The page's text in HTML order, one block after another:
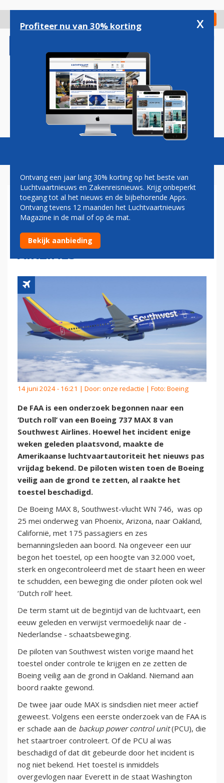
gaan
Check in
Magazine Podcasts Vacatures
ONDERZOEK FAA NAAR
‘DUTCH ROLL’ BOEING 737
MAX VAN SOUTHWEST
AIRLINES
14 juni 2024 - 16:21 | Door: onze redactie | Foto: Boeing
De FAA is een onderzoek begonnen naar een
‘Dutch roll’ van een Boeing 737 MAX 8 van
Southwest Airlines. Hoewel het incident enige
weken geleden plaatsvond, maakte de
Amerikaanse luchtvaartautoriteit het nieuws pas
vrijdag bekend. De piloten wisten toen de Boeing
veilig aan de grond te zetten, al raakte het
toestel beschadigd.
De Boeing MAX 8, Southwest-vlucht WN 746, was op
25 mei onderweg van Phoenix, Arizona, naar Oakland,
Californië, met 175 passagiers en zes
bemanningsleden aan boord. Na ongeveer een uur
begon het toestel, op een hoogte van 32.000 voet,
sterk en ongecontroleerd met de staart heen en weer
te schudden, een beweging die onder piloten ook wel
‘Dutch roll’ heet.
De term stamt uit de begintijd van de luchtvaart, een
eeuw geleden en verwijst vermoedelijk naar de -
Nederlandse - schaatsbeweging.
De piloten van Southwest wisten vorige maand het
toestel onder controle te krijgen en ze zetten de
Boeing veilig aan de grond in Oakland. Niemand aan
boord raakte gewond.
De twee jaar oude MAX is sindsdien niet meer actief
geweest. Volgens een eerste onderzoek van de FAA is
er schade aan de backup power control unit(PCU), die
het staartroer controleert. Of de PCU al was
beschadigd of dat dit gebeurde door het incident is
nog niet bekend. Het toestel is inmiddels
overgevlogen naar Everett in de staat Washington
Profiteer nu van 30% korting x
Ontvang een jaar lang 30% korting op het beste van
Luchtvaartnieuws en Zakenreisnieuws. Krijg onbeperkt
toegang tot al het nieuws en de bijbehorende Apps.
Ontvang tevens 12 maanden het Luchtvaartnieuws
Magazine in de mail of op de mat.
Bekijk aanbieding